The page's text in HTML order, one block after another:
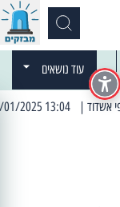
עוד נושאים